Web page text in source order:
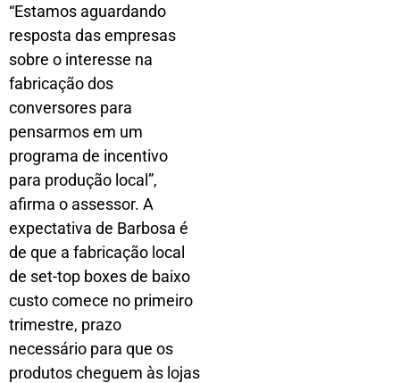
“Estamos aguardando
resposta das empresas
sobre o interesse na
fabricação dos
conversores para
pensarmos em um
programa de incentivo
para produção local”,
afirma o assessor. A
expectativa de Barbosa é
de que a fabricação local
de set-top boxes de baixo
custo comece no primeiro
trimestre, prazo
necessário para que os
produtos cheguem às lojas